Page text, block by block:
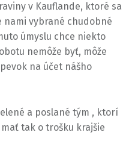
v Kauflande, ktoré sa
vybrané chudobné
úmyslu chce niekto
nemôže byť, môže
na účet nášho
a poslané tým , ktorí
tak o trošku krajšie